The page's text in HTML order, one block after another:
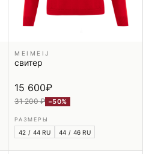
MEIMEIJ
свитер
15 600₽
31 200 ₽ −50%
РАЗМЕРЫ
42 / 44 RU 44 / 46 RU